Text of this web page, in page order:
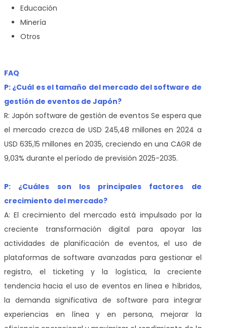
Educación
Minería
Otros
FAQ
P: ¿Cuál es el tamaño del mercado del software de
gestión de eventos de Japón?
R: Japón software de gestión de eventos Se espera que
el mercado crezca de USD 245,48 millones en 2024 a
USD 635,15 millones en 2035, creciendo en una CAGR de
9,03% durante el período de previsión 2025-2035.
P: ¿Cuáles son los principales factores de
crecimiento del mercado?
A: El crecimiento del mercado está impulsado por la
creciente transformación digital para apoyar las
actividades de planificación de eventos, el uso de
plataformas de software avanzadas para gestionar el
registro, el ticketing y la logística, la creciente
tendencia hacia el uso de eventos en línea e híbridos,
la demanda significativa de software para integrar
experiencias en línea y en persona, mejorar la